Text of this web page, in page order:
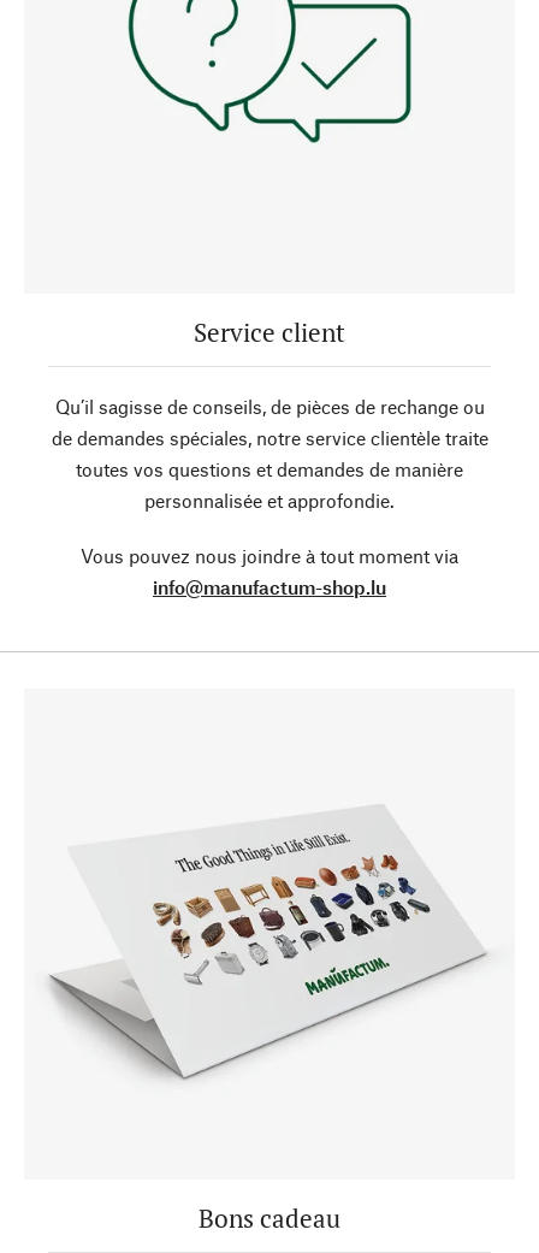
Service client
Qu’il sagisse de conseils, de pièces de rechange ou
de demandes spéciales, notre service clientèle traite
toutes vos questions et demandes de manière
personnalisée et approfondie.
Vous pouvez nous joindre à tout moment via
info@manufactum-shop.lu
Bons cadeau